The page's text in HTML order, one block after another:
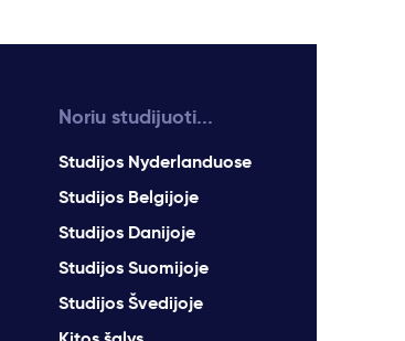
Noriu studijuoti...
Studijos Nyderlanduose
Studijos Belgijoje
Studijos Danijoje
Studijos Suomijoje
Studijos Švedijoje